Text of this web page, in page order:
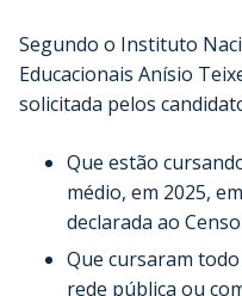
Segundo o Instituto
Educacionais Anísio
solicitada pelos
Que estão
médio, em 2025,
declarada ao
Que cursaram
rede pública ou